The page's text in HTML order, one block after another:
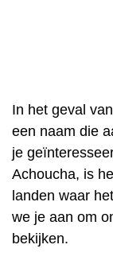
In het geval
een naam die
je
Achoucha, is
landen waar
we je aan om
bekijken.